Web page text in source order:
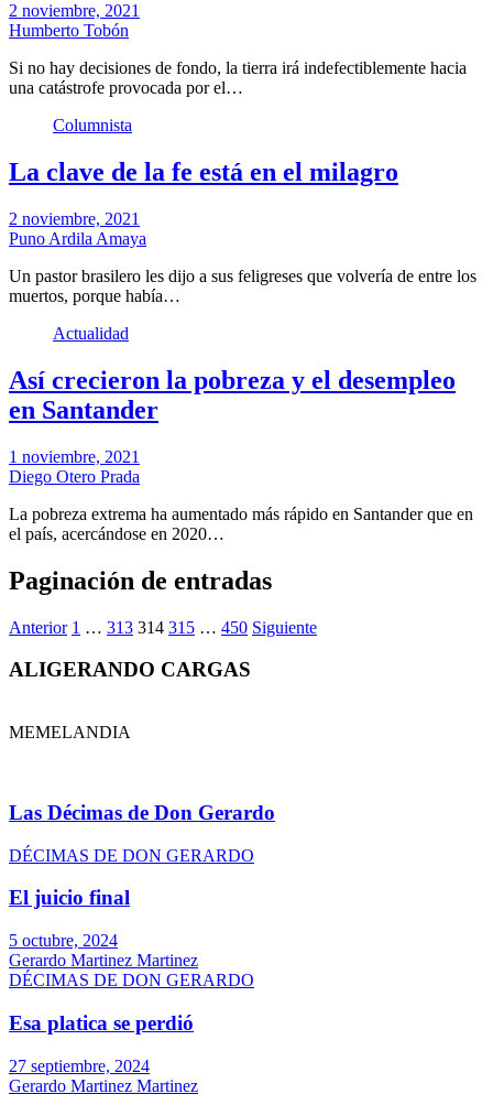
2 noviembre, 2021
Humberto Tobón
Si no hay decisiones de fondo, la tierra irá indefectiblemente hacia
una catástrofe provocada por el…
Columnista
La clave de la fe está en el milagro
2 noviembre, 2021
Puno Ardila Amaya
Un pastor brasilero les dijo a sus feligreses que volvería de entre los
muertos, porque había…
Actualidad
Así crecieron la pobreza y el desempleo
en Santander
1 noviembre, 2021
Diego Otero Prada
La pobreza extrema ha aumentado más rápido en Santander que en
el país, acercándose en 2020…
Paginación de entradas
Anterior 1 … 313 314 315 … 450 Siguiente
ALIGERANDO CARGAS
MEMELANDIA
Las Décimas de Don Gerardo
DÉCIMAS DE DON GERARDO
El juicio final
5 octubre, 2024
Gerardo Martinez Martinez
DÉCIMAS DE DON GERARDO
Esa platica se perdió
27 septiembre, 2024
Gerardo Martinez Martinez